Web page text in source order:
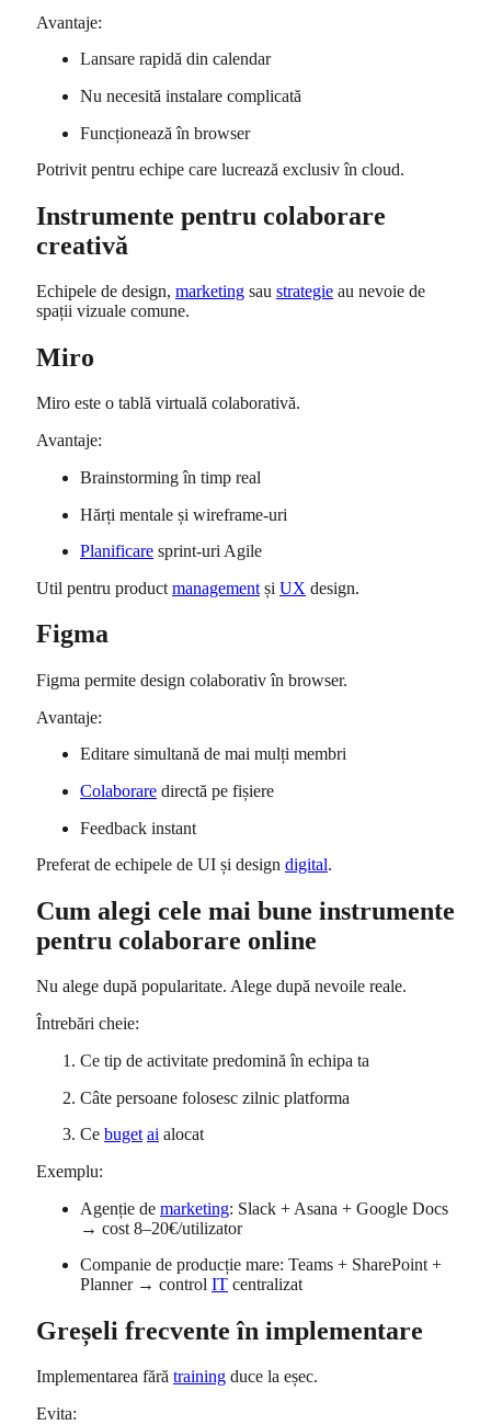
Avantaje:
Lansare rapidă din calendar
Nu necesită instalare complicată
Funcționează în browser
Potrivit pentru echipe care lucrează exclusiv în cloud.
Instrumente pentru colaborare
creativă
Echipele de design, marketing sau strategie au nevoie de
spații vizuale comune.
Miro
Miro este o tablă virtuală colaborativă.
Avantaje:
Brainstorming în timp real
Hărți mentale și wireframe-uri
Planificare sprint-uri Agile
Util pentru product management și UX design.
Figma
Figma permite design colaborativ în browser.
Avantaje:
Editare simultană de mai mulți membri
Colaborare directă pe fișiere
Feedback instant
Preferat de echipele de UI și design digital.
Cum alegi cele mai bune instrumente
pentru colaborare online
Nu alege după popularitate. Alege după nevoile reale.
Întrebări cheie:
Ce tip de activitate predomină în echipa ta
Câte persoane folosesc zilnic platforma
Ce buget ai alocat
Exemplu:
Agenție de marketing: Slack + Asana + Google Docs
→ cost 8–20€/utilizator
Companie de producție mare: Teams + SharePoint +
Planner → control IT centralizat
Greșeli frecvente în implementare
Implementarea fără training duce la eșec.
Evita: